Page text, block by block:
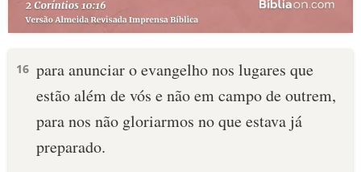
16 para anunciar o evangelho nos lugares que
estão além de vós e não em campo de outrem,
para nos não gloriarmos no que estava já
preparado.